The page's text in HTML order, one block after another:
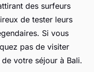
des surfeurs
de tester leurs
Si vous
pas de visiter
votre séjour à Bali.